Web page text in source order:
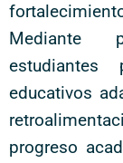
Mediante
estudiantes
educativos
progreso